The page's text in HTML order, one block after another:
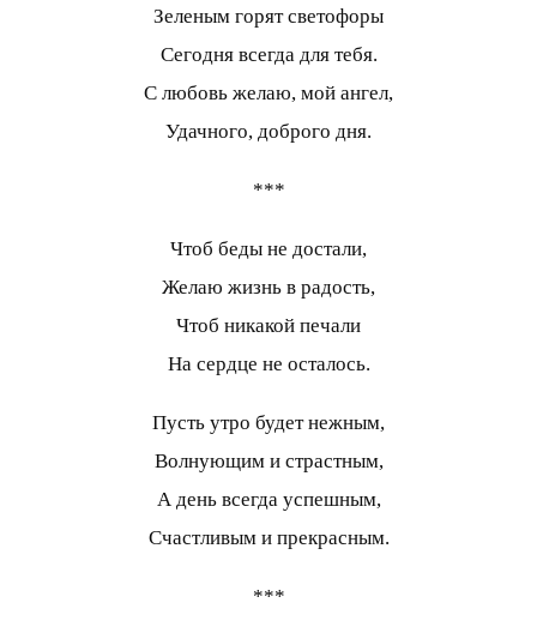
Зеленым горят светофоры
Сегодня всегда для тебя.
С любовь желаю, мой ангел,
Удачного, доброго дня.
***
Чтоб беды не достали,
Желаю жизнь в радость,
Чтоб никакой печали
На сердце не осталось.
Пусть утро будет нежным,
Волнующим и страстным,
А день всегда успешным,
Счастливым и прекрасным.
***